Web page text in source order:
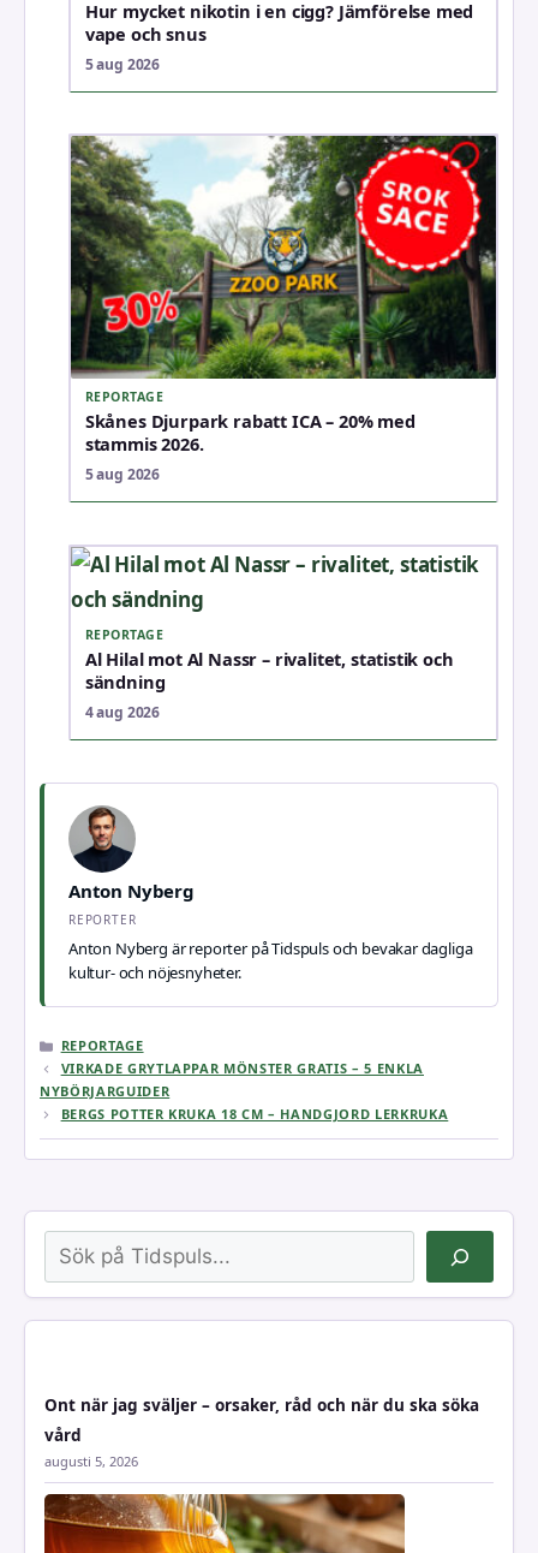
Hur mycket nikotin i en cigg? Jämförelse med
vape och snus
5 aug 2026
REPORTAGE
Skånes Djurpark rabatt ICA – 20% med
stammis 2026.
5 aug 2026
REPORTAGE
Al Hilal mot Al Nassr – rivalitet, statistik och
sändning
4 aug 2026
Anton Nyberg
REPORTER
Anton Nyberg är reporter på Tidspuls och bevakar dagliga
kultur- och nöjesnyheter.
KATEGORIER
REPORTAGE
VIRKADE GRYTLAPPAR MÖNSTER GRATIS – 5 ENKLA
NYBÖRJARGUIDER
BERGS POTTER KRUKA 18 CM – HANDGJORD LERKRUKA
Sök
Ont när jag sväljer – orsaker, råd och när du ska söka
vård
augusti 5, 2026